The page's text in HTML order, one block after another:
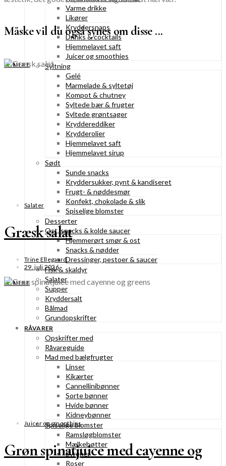
Varme drikke
Likører
Kryddersnaps
Drinks & cocktails
Hjemmelavet saft
Juicer og smoothies
Syltning
Gelé
Marmelade & syltetøj
Kompot & chutney
Syltede bær & frugter
Syltede grøntsager
Kryddereddiker
Krydderolier
Hjemmelavet saft
Hjemmelavet sirup
Sødt
Sunde snacks
Kryddersukker, pynt & kandiseret
Frugt- & nøddesmør
Konfekt, chokolade & slik
Spiselige blomster
Desserter
Ost, snacks & kolde saucer
Hjemmerørt smør & ost
Snacks & nødder
Dressinger, pestoer & saucer
Fisk & skaldyr
Salater
Supper
Kryddersalt
Bålmad
Grundopskrifter
RÅVARER
Opskrifter med
Råvareguide
Mad med bælgfrugter
Linser
Kikærter
Cannellinibønner
Sorte bønner
Hvide bønner
Kidneybønner
Spiselige blomster
Ramsløgblomster
Mælkebøtter
Syrener
Roser
Måske vil du også synes om disse ...
SE MERE
Salater
Græsk salat
Trine Ellegaard
29. juli 2026
SE MERE
Juicer og smoothies
Grøn spinatjuice med cayenne og